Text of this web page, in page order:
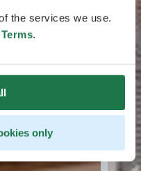
the services we use.
.
only